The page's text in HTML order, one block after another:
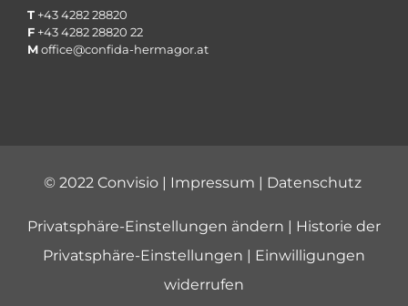
T +43 4282 28820
F +43 4282 28820 22
Moffice@confida-hermagor.at
© 2022 Convisio | Impressum Datenschutz
Privatsphäre-Einstellungen ändern
Historie der
Privatsphäre-Einstellungen
Einwilligungen
widerrufen